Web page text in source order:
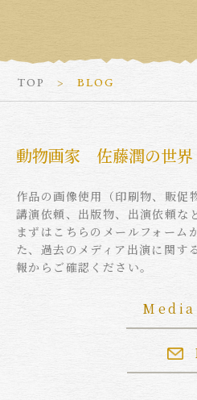
TOP BLOG
動物画家 佐藤潤の世界
作品の画像使用（印刷物、販促
講演依頼、出版物、出演依頼な
まずはこちらのメールフォーム
た、過去のメディア出演に関す
報からご確認ください。